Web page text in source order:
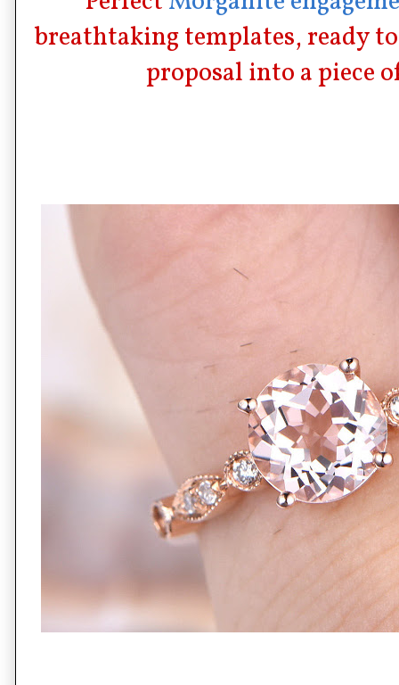
breathtaking templates, ready
proposal into a piece